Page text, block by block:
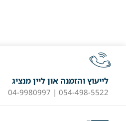
לייעוץ והזמנה און ליין מנציג
054-498-5522 | 04-9980997